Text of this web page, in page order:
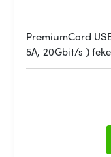
PremiumCord
5A, 20Gbit/s )